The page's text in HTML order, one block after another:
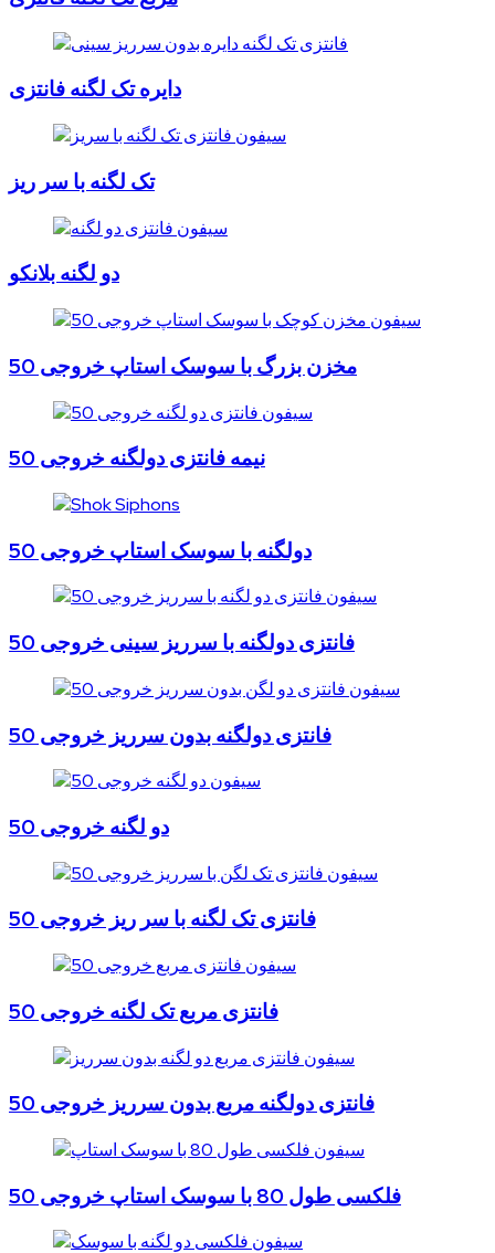
دایره تک لگنه فانتزی
تک لگنه با سر ریز
دو لگنه بلانکو
مخزن بزرگ با سوسک استاپ خروجی 50
نیمه فانتزی دولگنه خروجی 50
دولگنه با سوسک استاپ خروجی 50
فانتزی دولگنه با سرریز سینی خروجی 50
فانتزی دولگنه بدون سرریز خروجی 50
دو لگنه خروجی 50
فانتزی تک لگنه با سر ریز خروجی 50
فانتزی مربع تک لگنه خروجی 50
فانتزی دولگنه مربع بدون سرریز خروجی 50
فلکسی طول 80 با سوسک استاپ خروجی 50